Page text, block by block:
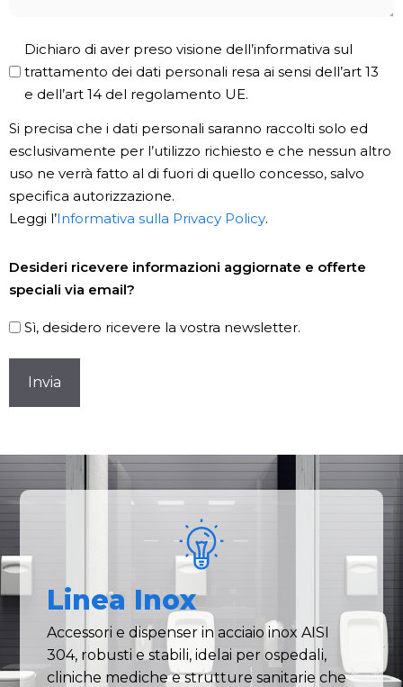
Privacy
Policy
Dichiaro di aver preso visione dell’informativa sul
trattamento dei dati personali resa ai sensi dell’art 13
e dell’art 14 del regolamento UE.
Si precisa che i dati personali saranno raccolti solo ed
esclusivamente per l’utilizzo richiesto e che nessun altro
uso ne verrà fatto al di fuori di quello concesso, salvo
specifica autorizzazione.
Leggi l’Informativa sulla Privacy Policy.
Desideri ricevere informazioni aggiornate e offerte
speciali via email?
Sì, desidero ricevere la vostra newsletter.
CAPTCHA
Linea Inox
Accessori e dispenser in acciaio inox AISI
304, robusti e stabili, idelai per ospedali,
cliniche mediche e strutture sanitarie che